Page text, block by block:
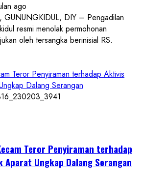
ago
GUNUNGKIDUL, DIY – Pengadilan
resmi menolak permohonan
oleh tersangka berinisial RS.
Teror Penyiraman terhadap Aktivis
Dalang Serangan
Teror Penyiraman terhadap
Aparat Ungkap Dalang Serangan